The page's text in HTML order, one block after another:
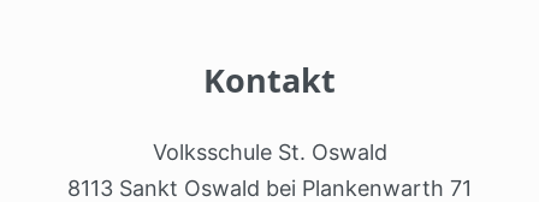
Kontakt
Volksschule St. Oswald
8113 Sankt Oswald bei Plankenwarth 71